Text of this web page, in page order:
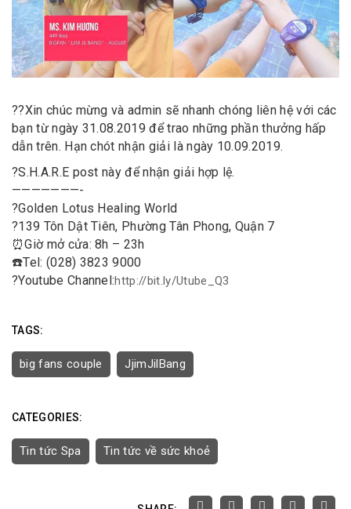
??Xin chúc mừng và admin sẽ nhanh chóng liên hệ với các
bạn từ ngày 31.08.2019 để trao những phần thưởng hấp
dẫn trên. Hạn chót nhận giải là ngày 10.09.2019.
?S.H.A.R.E post này để nhận giải hợp lệ.
———————-
?Golden Lotus Healing World
?139 Tôn Dật Tiên, Phường Tân Phong, Quận 7
⏰Giờ mở cửa: 8h – 23h
☎️Tel: (028) 3823 9000
?Youtube Channel:http://bit.ly/Utube_Q3
TAGS:
big fans couple JjimJilBang
CATEGORIES:
Tin tức Spa Tin tức về sức khoẻ